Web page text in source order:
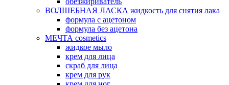
ВОЛШЕБНАЯ ЛАСКА жидкость для снятия лака
формула с ацетоном
формула без ацетона
МЕЧТА cosmetics
жидкое мыло
крем для лица
скраб для лица
крем для рук